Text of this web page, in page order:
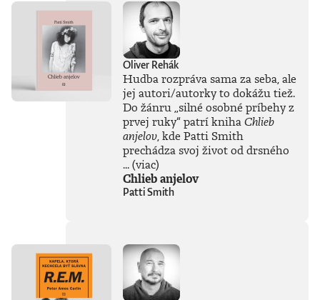
fašizmus, revolúciu,
imagináciu, Garáže,
gitaru, klavír,
mamu, otca aj
brata.Štyri
medzihry vo forme
posluchových
jukeboxov testujú
Denisov hudobný
rozhľad. Body
pozbiera takmer za
všetko.Za rozhovor
s Denisom Bangom
o Beatles, ktorý je
Oliver Rehák
Hudba rozpráva sama za seba, ale
jej autori/autorky to dokážu tiež.
Do žánru „silné osobné príbehy z
prvej ruky“patrí knihaChlieb
anjelov, kde Patti Smith
prechádza svoj život od drsného
...(viac)
Chlieb anjelov
Patti Smith